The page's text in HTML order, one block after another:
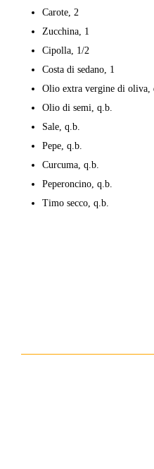
Carote, 2
Zucchina, 1
Cipolla, 1/2
Costa di sedano, 1
Olio extra vergine di oliva,
Olio di semi, q.b.
Sale, q.b.
Pepe, q.b.
Curcuma, q.b.
Peperoncino, q.b.
Timo secco, q.b.